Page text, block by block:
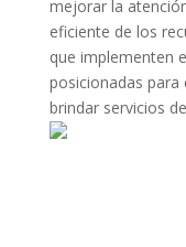
mejorar la
eficiente de los
que implementen
posicionadas
brindar servicios